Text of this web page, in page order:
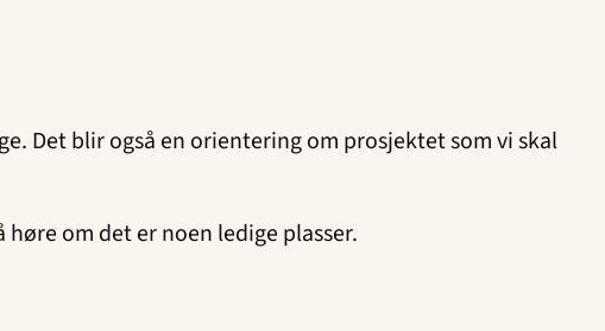
Det blir også en orientering om prosjektet som vi skal
om det er noen ledige plasser.